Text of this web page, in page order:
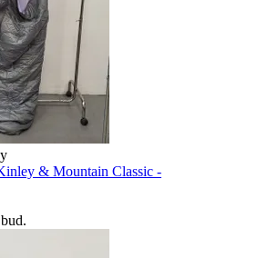
& Mountain Classic -
.